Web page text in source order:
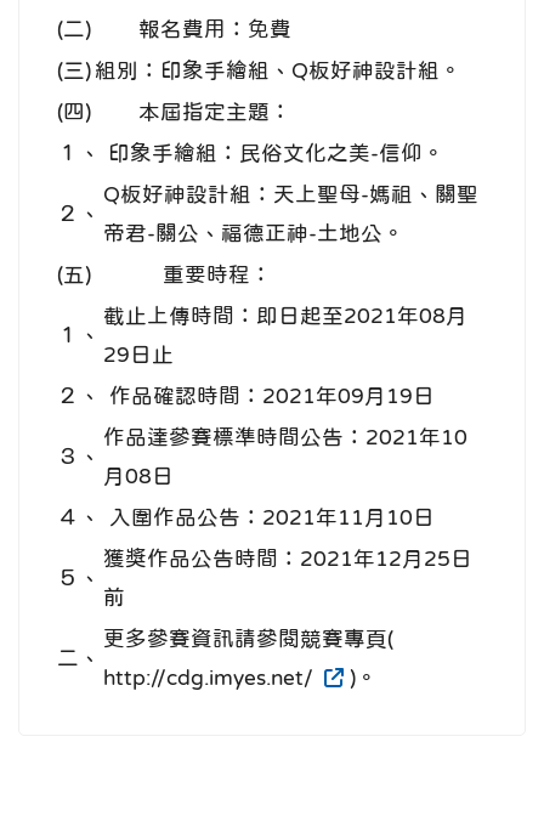
(二)
報名費用：免費
(三) 組別：印象手繪組、Q板好神設計組。
(四)
本屆指定主題：
１、
印象手繪組：民俗文化之美-信仰。
２、
Q板好神設計組：天上聖母-媽祖、關聖
帝君-關公、福德正神-土地公。
(五)
重要時程：
１、
截止上傳時間：即日起至2021年08月
29日止
２、
作品確認時間：2021年09月19日
３、
作品達參賽標準時間公告：2021年10
月08日
４、
入圍作品公告：2021年11月10日
５、
獲獎作品公告時間：2021年12月25日
前
二、
更多參賽資訊請參閱競賽專頁(
http://cdg.imyes.net/
)。